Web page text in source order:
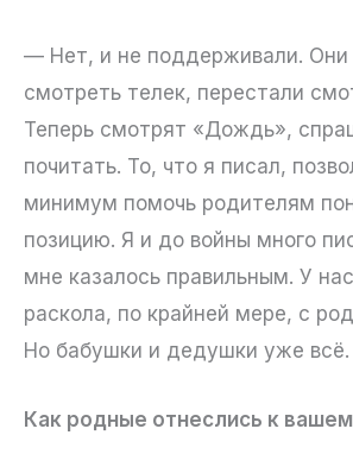
— Нет, и не поддерживали. Они
смотреть телек, перестали
Теперь смотрят «Дождь»,
почитать. То, что я писал,
минимум помочь родителям
позицию. Я и до войны много
мне казалось правильным. У
раскола, по крайней мере, с
Но бабушки и дедушки уже всё.
Как родные отнеслись к